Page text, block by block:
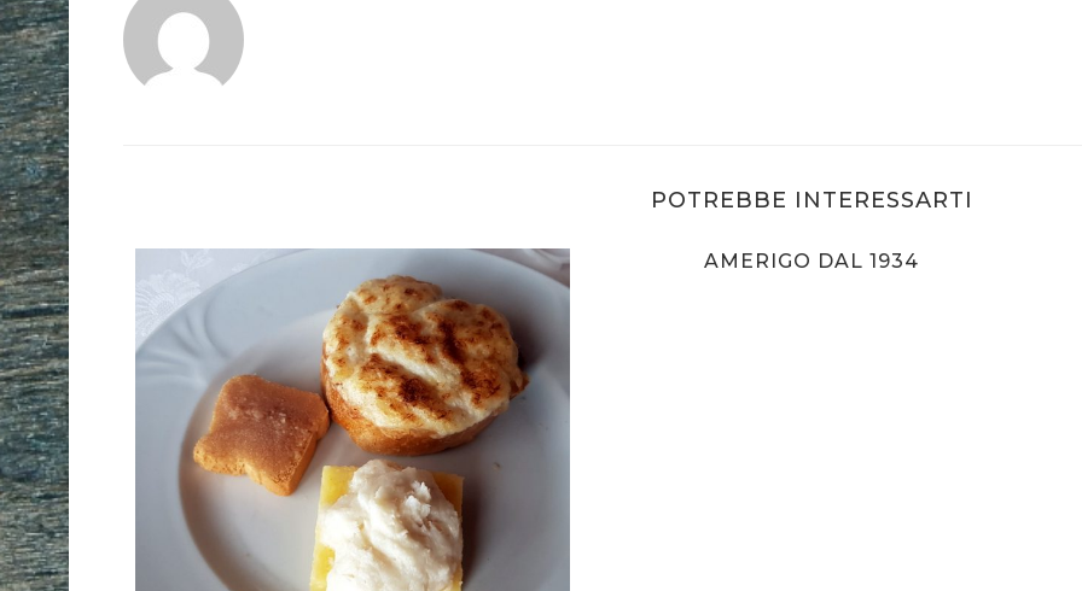
POTREBBE INTERESSARTI
AMERIGO DAL 1934